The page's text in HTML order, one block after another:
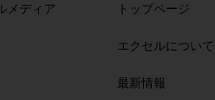
メディア トップページ
エクセルについて
最新情報